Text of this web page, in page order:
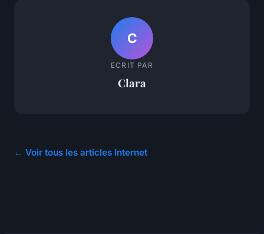
C
ECRIT PAR
Clara
← Voir tous les articles Internet